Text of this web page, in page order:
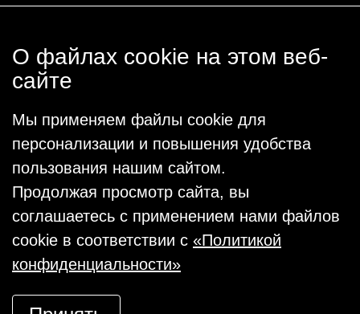
О файлах cookie на этом веб-
сайте
Мы применяем файлы cookie для
персонализации и повышения удобства
пользования нашим сайтом.
Продолжая просмотр сайта, вы
соглашаетесь с применением нами файлов
cookie в соответствии с «Политикой
конфиденциальности»